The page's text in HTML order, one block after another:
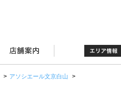
> アソシエール文京白山
>